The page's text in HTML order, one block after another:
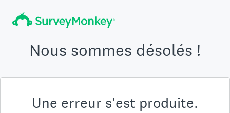
Nous sommes désolés !
Une erreur s'est produite.